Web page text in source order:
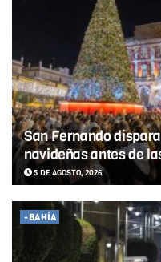
San Fernando
navideñas antes de
5 DE AGOSTO, 2026
-BAHÍA